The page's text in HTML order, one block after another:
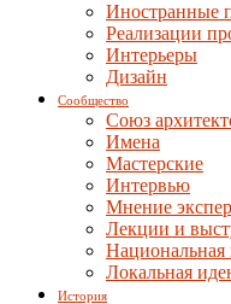
Иностранные
Реализации
Интерьеры
Дизайн
Сообщество
Союз
Имена
Мастерские
Интервью
Мнение
Лекции и
Национальная
Локальная
История